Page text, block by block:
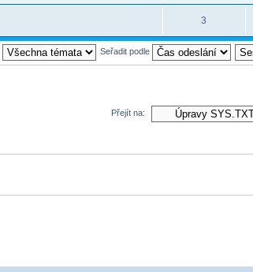
3
Seřadit podle
Přejít na: